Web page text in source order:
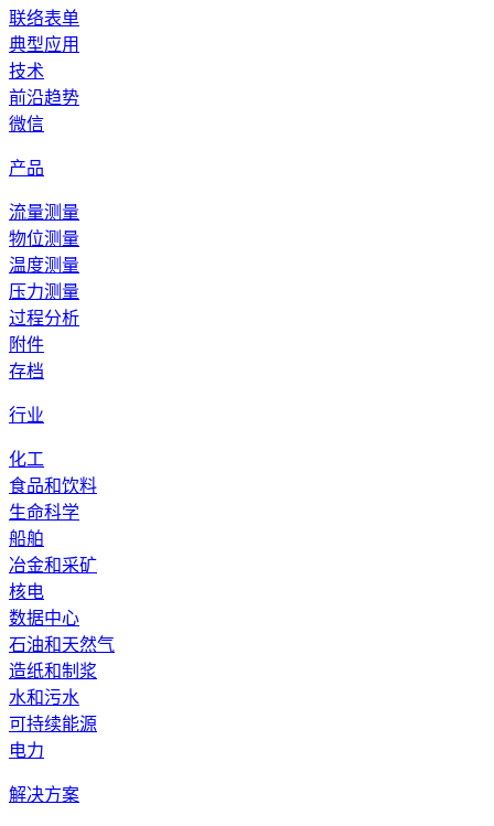
联络表单
典型应用
技术
前沿趋势
微信
产品
流量测量
物位测量
温度测量
压力测量
过程分析
附件
存档
行业
化工
食品和饮料
生命科学
船舶
冶金和采矿
核电
数据中心
石油和天然气
造纸和制浆
水和污水
可持续能源
电力
解决方案